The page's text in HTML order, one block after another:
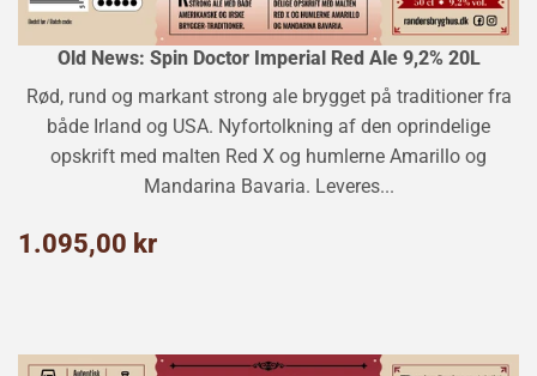
Old News: Spin Doctor Imperial Red Ale 9,2% 20L
Rød, rund og markant strong ale brygget på traditioner fra
både Irland og USA. Nyfortolkning af den oprindelige
opskrift med malten Red X og humlerne Amarillo og
Mandarina Bavaria. Leveres...
Normalpris
1.095,00 kr